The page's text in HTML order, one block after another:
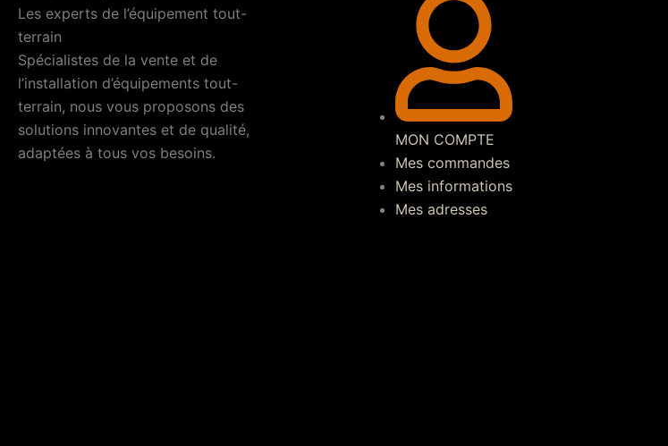
Les experts de l’équipement tout-
terrain
Spécialistes de la vente et de
l’installation d’équipements tout-
terrain, nous vous proposons des
solutions innovantes et de qualité,
adaptées à tous vos besoins.
MON COMPTE
Mes commandes
Mes informations
Mes adresses